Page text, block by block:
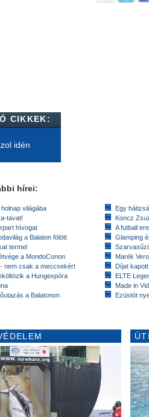
CIKKEK:
idén
hírei:
világába
tavat!
hívogat
a Balaton fölött
termel
a MondoConon
nem csak a meccsekért
a Hungexpóra
a Balatonon
Egy
Koncz
A futball
Glamping
Marék
Díjat
ELTE
Made in
Ezüstöt